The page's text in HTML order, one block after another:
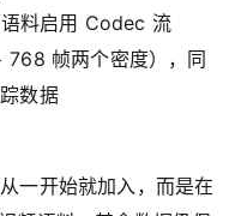
料启用 Codec 流
帧两个密度），同
数据
一开始就加入，而是在